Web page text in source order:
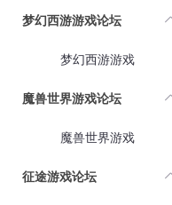
梦幻西游游戏论坛
梦幻西游游戏
魔兽世界游戏论坛
魔兽世界游戏
征途游戏论坛